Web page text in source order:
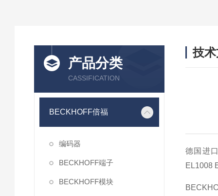
产品分类
CASSIFICATION
BECKHOFF倍福
编码器
BECKHOFF端子
BECKHOFF模块
技
德国进
EL1008